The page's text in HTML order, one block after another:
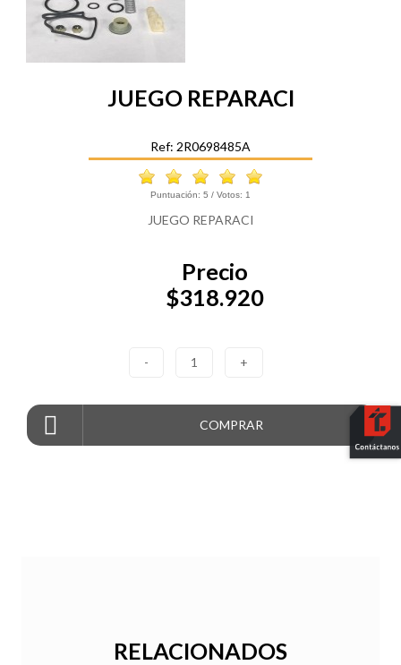
JUEGO REPARACI
Ref: 2R0698485A
Puntuación: 5 / Votos: 1
JUEGO REPARACI
Precio
$318.920
- 1 +
COMPRAR
RELACIONADOS